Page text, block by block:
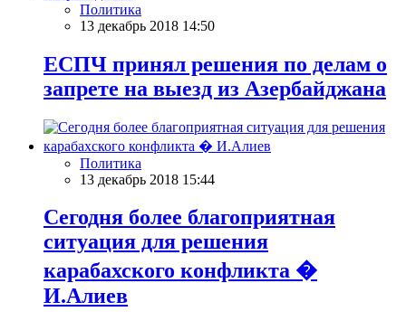
Политика
13 декабрь 2018 14:50
ЕСПЧ принял решения по делам о
запрете на выезд из Азербайджана
Политика
13 декабрь 2018 15:44
Сегодня более благоприятная
ситуация для решения
карабахского конфликта �
И.Алиев